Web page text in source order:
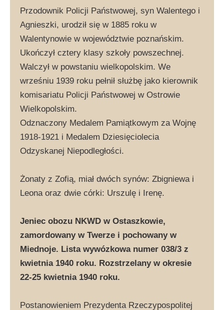
Przodownik Policji Państwowej, syn Walentego i
Agnieszki, urodził się w 1885 roku w
Walentynowie w województwie poznańskim.
Ukończył cztery klasy szkoły powszechnej.
Walczył w powstaniu wielkopolskim. We
wrześniu 1939 roku pełnił służbę jako kierownik
komisariatu Policji Państwowej w Ostrowie
Wielkopolskim.
Odznaczony Medalem Pamiątkowym za Wojnę
1918-1921 i Medalem Dziesięciolecia
Odzyskanej Niepodległości.
Żonaty z Zofią, miał dwóch synów: Zbigniewa i
Leona oraz dwie córki: Urszulę i Irenę.
Jeniec obozu NKWD w Ostaszkowie,
zamordowany w Twerze i pochowany w
Miednoje. Lista wywózkowa numer 038/3 z
kwietnia 1940 roku. Rozstrzelany w okresie
22-25 kwietnia 1940 roku.
Postanowieniem Prezydenta Rzeczypospolitej